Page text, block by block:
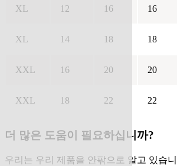
XL 12 16 16
XL 14 18 18
XXL 16 20 20
XXL 18 22 22
더 많은 도움이 필요하십니까?
우리는 우리 제품을 안팎으로 알고 있습